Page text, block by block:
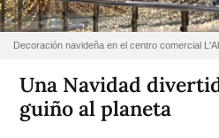
Decoración navideña en el centro comercial
Una Navidad
guiño al planeta